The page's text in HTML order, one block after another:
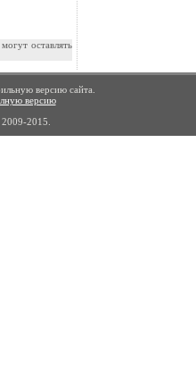
оставлять
версию сайта.
версию
2015.